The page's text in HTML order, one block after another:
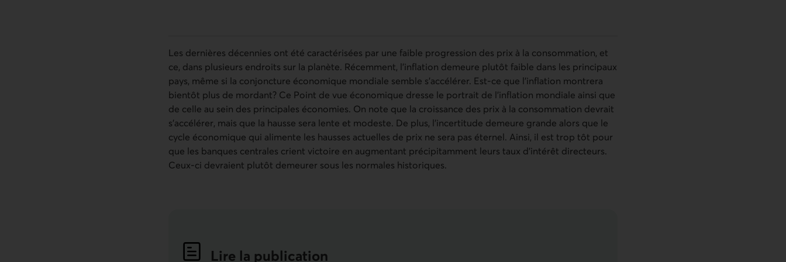
Les dernières décennies ont été caractérisées par une faible progression des prix à la consommation, et
ce, dans plusieurs endroits sur la planète. Récemment, l’inflation demeure plutôt faible dans les principaux
pays, même si la conjoncture économique mondiale semble s’accélérer. Est-ce que l’inflation montrera
bientôt plus de mordant? Ce Point de vue économique dresse le portrait de l’inflation mondiale ainsi que
de celle au sein des principales économies. On note que la croissance des prix à la consommation devrait
s’accélérer, mais que la hausse sera lente et modeste. De plus, l’incertitude demeure grande alors que le
cycle économique qui alimente les hausses actuelles de prix ne sera pas éternel. Ainsi, il est trop tôt pour
que les banques centrales crient victoire en augmentant précipitamment leurs taux d’intérêt directeurs.
Ceux-ci devraient plutôt demeurer sous les normales historiques.
Lire la publication